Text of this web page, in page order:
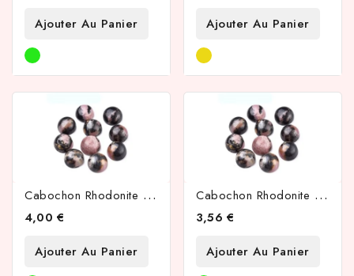
Ajouter Au Panier
Ajouter Au Panier
C
Abochon Rhodonite Naturelle 12mm
4,00 €
Ajouter Au Panier
C
Abochon Rhodonite Naturelle 10mm
3,56 €
Ajouter Au Panier